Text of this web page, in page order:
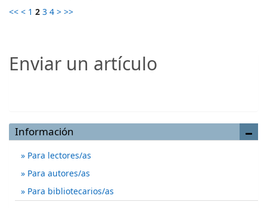
<< < 1 2 3 4 > >>
Enviar un artículo
Información
Para lectores/as
Para autores/as
Para bibliotecarios/as